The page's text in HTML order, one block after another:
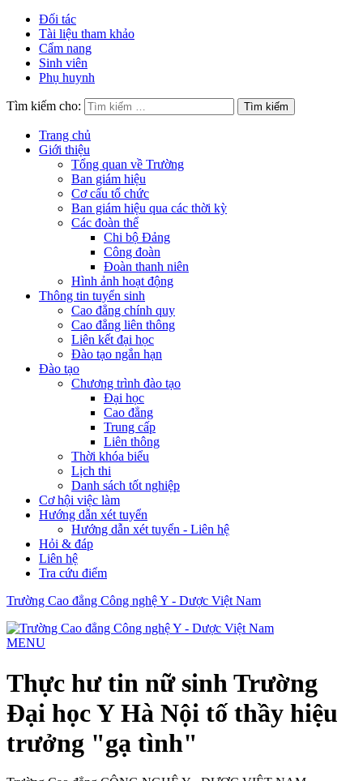
Đối tác
Tài liệu tham khảo
Cẩm nang
Sinh viên
Phụ huynh
Tìm kiếm cho:
Trang chủ
Giới thiệu
Tổng quan về Trường
Ban giám hiệu
Cơ cấu tổ chức
Ban giám hiệu qua các thời kỳ
Các đoàn thể
Chi bộ Đảng
Công đoàn
Đoàn thanh niên
Hình ảnh hoạt động
Thông tin tuyển sinh
Cao đẳng chính quy
Cao đẳng liên thông
Liên kết đại học
Đào tạo ngắn hạn
Đào tạo
Chương trình đào tạo
Đại học
Cao đẳng
Trung cấp
Liên thông
Thời khóa biểu
Lịch thi
Danh sách tốt nghiệp
Cơ hội việc làm
Hướng dẫn xét tuyển
Hướng dẫn xét tuyển - Liên hệ
Hỏi & đáp
Liên hệ
Tra cứu điểm
Trường Cao đẳng Công nghệ Y - Dược Việt Nam
MENU
Thực hư tin nữ sinh Trường
Đại học Y Hà Nội tố thầy hiệu
trưởng "gạ tình"